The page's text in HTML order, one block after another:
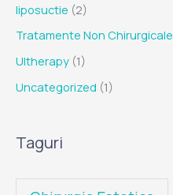
liposuctie (2)
Tratamente Non Chirurgicale
Ultherapy (1)
Uncategorized (1)
Taguri